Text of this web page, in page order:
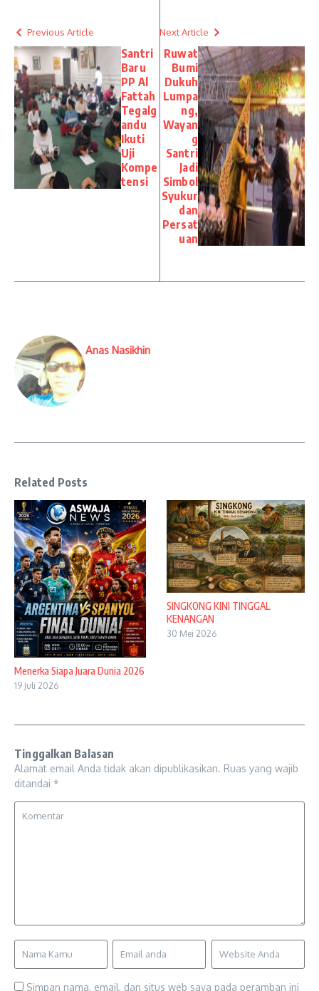
Previous Article
Santri
Baru
PP Al
Fattah
Tegalg
andu
Ikuti
Uji
Kompe
tensi
Next Article
Ruwat
Bumi
Dukuh
Lumpa
ng,
Wayan
g
Santri
Jadi
Simbol
Syukur
dan
Persat
uan
Anas Nasikhin
Related Posts
Menerka Siapa Juara Dunia 2026
19 Juli 2026
SINGKONG KINI TINGGAL
KENANGAN
30 Mei 2026
Tinggalkan Balasan
Alamat email Anda tidak akan dipublikasikan. Ruas yang wajib
ditandai *
Simpan nama, email, dan situs web saya pada peramban ini